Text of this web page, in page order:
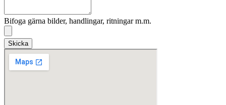
Bifoga gärna bilder, handlingar, ritningar m.m.
Skicka